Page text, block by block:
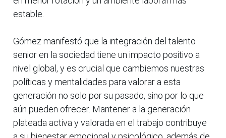
estable.
Gómez manifestó que la integración del talento
senior en la sociedad tiene un impacto positivo a
nivel global, y es crucial que cambiemos nuestras
políticas y mentalidades para valorar a esta
generación no solo por su pasado, sino por lo que
aún pueden ofrecer. Mantener a la generación
plateada activa y valorada en el trabajo contribuye